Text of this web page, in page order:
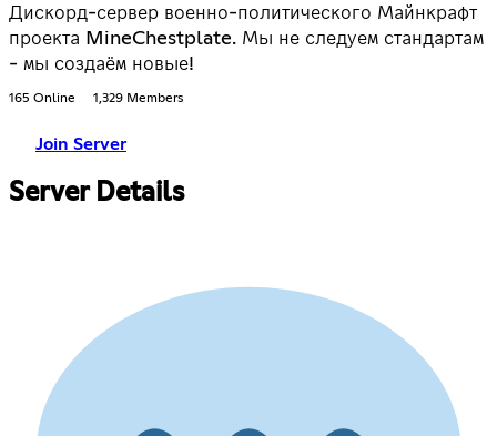
Дискорд-сервер военно-политического Майнкрафт
проекта MineChestplate. Мы не следуем стандартам
- мы создаём новые!
165 Online 1,329 Members
Join Server
Server Details